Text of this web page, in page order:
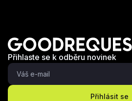
Přihlaste se k odběru novinek
Přihlásit se